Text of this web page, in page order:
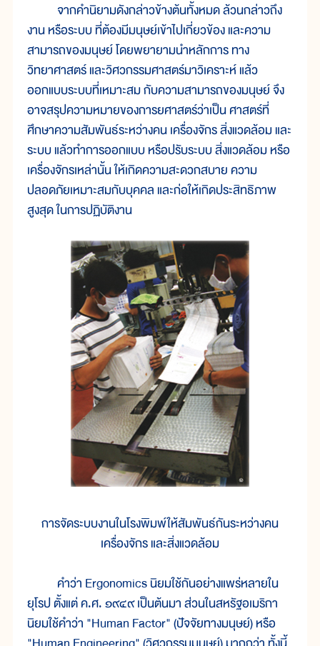
จากคำนิยามดังกล่าวข้างต้นทั้งหมด ล้วนกล่าวถึง
งาน หรือระบบ ที่ต้องมีมนุษย์เข้าไปเกี่ยวข้อง และความ
สามารถของมนุษย์ โดยพยายามนำหลักการ ทาง
วิทยาศาสตร์ และวิศวกรรมศาสตร์มาวิเคราะห์ แล้ว
ออกแบบระบบที่เหมาะสม กับความสามารถของมนุษย์ จึง
อาจสรุปความหมายของการยศาสตร์ว่าเป็น ศาสตร์ที่
ศึกษาความสัมพันธ์ระหว่างคน เครื่องจักร สิ่งแวดล้อม และ
ระบบ แล้วทำการออกแบบ หรือปรับระบบ สิ่งแวดล้อม หรือ
เครื่องจักรเหล่านั้น ให้เกิดความสะดวกสบาย ความ
ปลอดภัยเหมาะสมกับบุคคล และก่อให้เกิดประสิทธิภาพ
สูงสุด ในการปฏิบัติงาน
การจัดระบบงานในโรงพิมพ์ให้สัมพันธ์กันระหว่างคน
เครื่องจักร และสิ่งแวดล้อม
คำว่า Ergonomics นิยมใช้กันอย่างแพร่หลายใน
ยุโรป ตั้งแต่ ค.ศ. ๑๙๔๙ เป็นต้นมา ส่วนในสหรัฐอเมริกา
นิยมใช้คำว่า "Human Factor" (ปัจจัยทางมนุษย์) หรือ